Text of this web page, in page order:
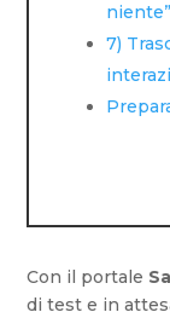
7)
Con il portale
di test e in